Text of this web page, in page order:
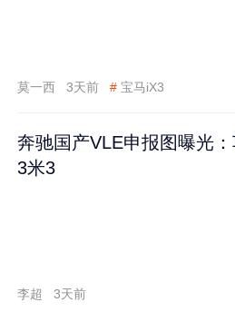
莫一西 3天前 # 宝马iX3
奔驰国产VLE申报图曝光
3米3
李超 3天前